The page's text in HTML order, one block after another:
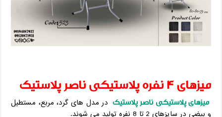
میزهای 4 نفره پلاستیکی ناصر پلاستیک
میزهای پلاستیکی ناصر پلاستیک در مدل های گرد، مربع، مستطیل
و بیضی در سایزهای 2 تا 8 نفره تولید می شوند.